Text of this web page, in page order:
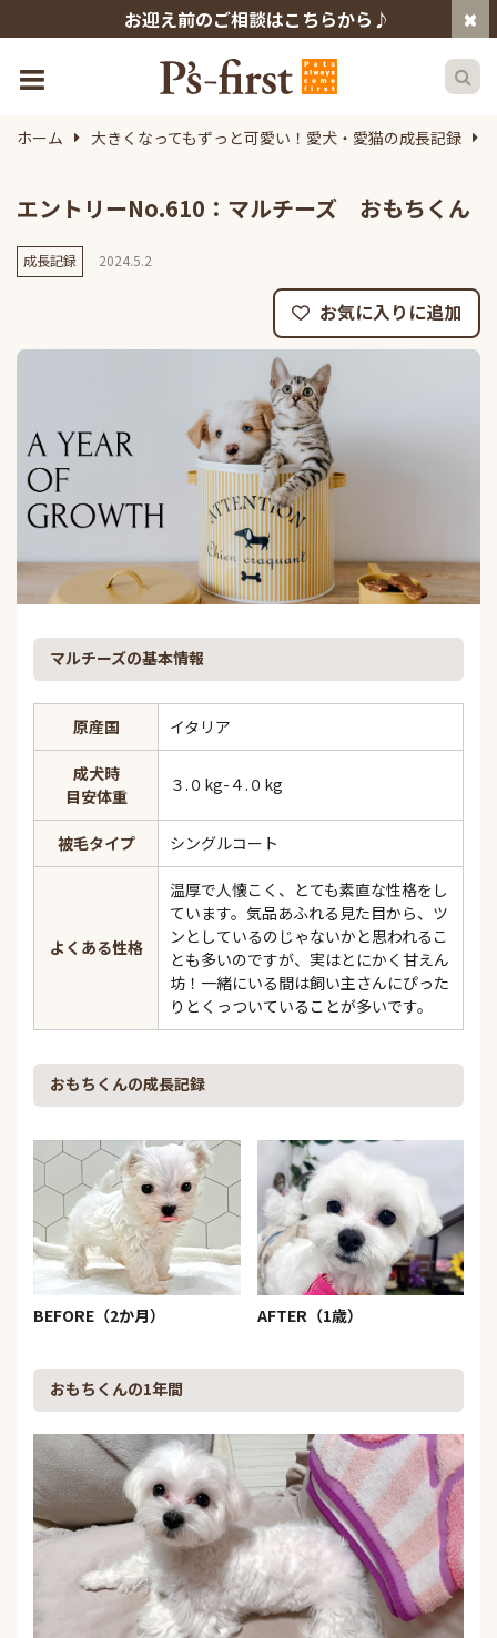
お迎え前のご相談はこちらから♪
ホーム 大きくなってもずっと可愛い！愛犬・愛猫の成長記録
エントリーNo.610：マルチーズ おもちくん
成長記録 2024.5.2
お気に入りに追加
マルチーズの基本情報
原産国 イタリア
成犬時
目安体重
３.０kg-４.０kg
被毛タイプ シングルコート
よくある性格
温厚で人懐こく、とても素直な性格をし
ています。気品あふれる見た目から、ツ
ンとしているのじゃないかと思われるこ
とも多いのですが、実はとにかく甘えん
坊！一緒にいる間は飼い主さんにぴった
りとくっついていることが多いです。
おもちくんの成長記録
BEFORE（2か月） AFTER（1歳）
おもちくんの1年間